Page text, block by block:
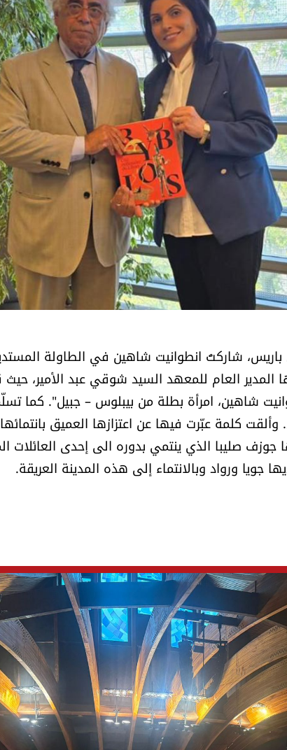
شاركتُ انطوانيت شاهين في الطاولة
المدير العام للمعهد السيد شوقي عبد الأمير،
شاهين، امرأة بطلة من بيبلوس – جبيل". كما
كلمة عبّرت فيها عن اعتزازها العميق
جوزف صليبا الذي ينتمي بدوره الى إحدى
جويا ورواد وبالانتماء إلى هذه المدينة العريقة.